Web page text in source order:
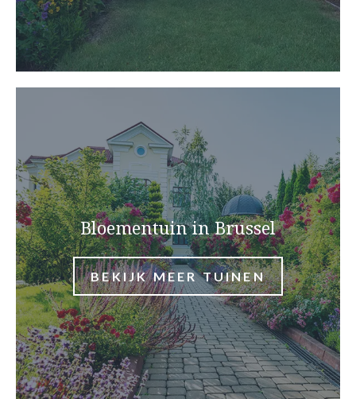
Bloementuin in Brussel
BEKIJK MEER TUINEN